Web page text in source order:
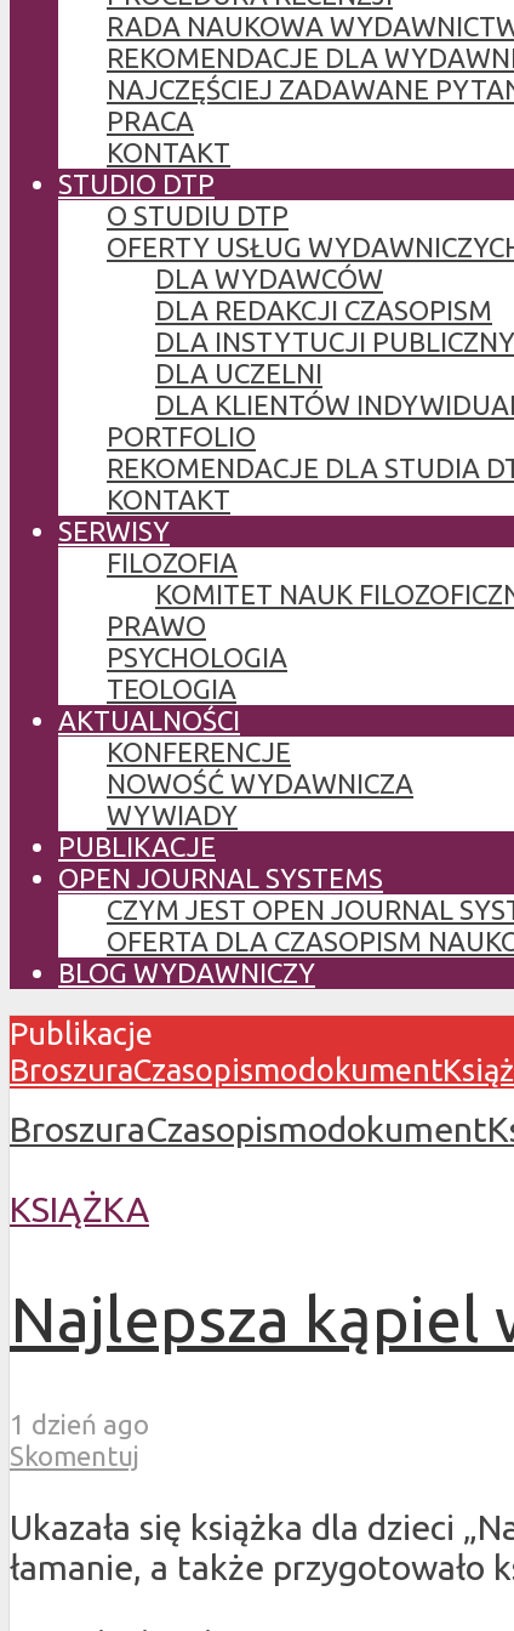
RADA NAUKOWA
REKOMENDACJE DLA
NAJCZĘŚCIEJ ZADAWANE
PRACA
KONTAKT
STUDIO DTP
O STUDIU DTP
OFERTY USŁUG
DLA WYDAWCÓW
DLA REDAKCJI CZASOPISM
DLA INSTYTUCJI
DLA UCZELNI
DLA KLIENTÓW
PORTFOLIO
REKOMENDACJE DLA STUDIA
KONTAKT
SERWISY
FILOZOFIA
KOMITET NAUK
PRAWO
PSYCHOLOGIA
TEOLOGIA
AKTUALNOŚCI
KONFERENCJE
NOWOŚĆ WYDAWNICZA
WYWIADY
PUBLIKACJE
OPEN JOURNAL SYSTEMS
CZYM JEST OPEN JOURNAL
OFERTA DLA CZASOPISM
BLOG WYDAWNICZY
Publikacje
BroszuraCzasopismodokument
BroszuraCzasopismodokument
KSIĄŻKA
Najlepsza kąpiel
1 dzień ago
Skomentuj
Ukazała się książka dla dzieci
łamanie, a także przygotowało